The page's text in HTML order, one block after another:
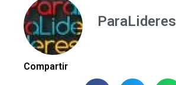
ParaLideres
Compartir